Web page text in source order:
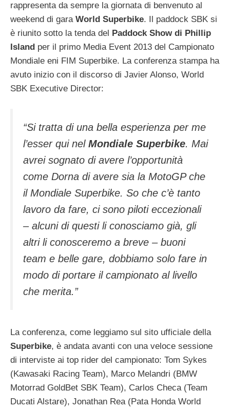
rappresenta da sempre la giornata di benvenuto al
weekend di gara World Superbike. Il paddock SBK si
è riunito sotto la tenda del
Paddock Show di Phillip
Island per il primo Media Event 2013 del Campionato
Mondiale eni FIM Superbike. La conferenza stampa ha
avuto inizio con il discorso di Javier Alonso, World
SBK Executive Director:
“Si tratta di una bella esperienza per me
l’esser qui nel Mondiale Superbike. Mai
avrei sognato di avere l’opportunità
come Dorna di avere sia la MotoGP che
il Mondiale Superbike. So che c’è tanto
lavoro da fare, ci sono piloti eccezionali
– alcuni di questi li conosciamo già, gli
altri li conosceremo a breve – buoni
team e belle gare, dobbiamo solo fare in
modo di portare il campionato al livello
che merita.”
La conferenza, come leggiamo sul sito ufficiale della
Superbike, è andata avanti con una veloce sessione
di interviste ai top rider del campionato: Tom Sykes
(Kawasaki Racing Team), Marco Melandri (BMW
Motorrad GoldBet SBK Team), Carlos Checa (Team
Ducati Alstare), Jonathan Rea (Pata Honda World